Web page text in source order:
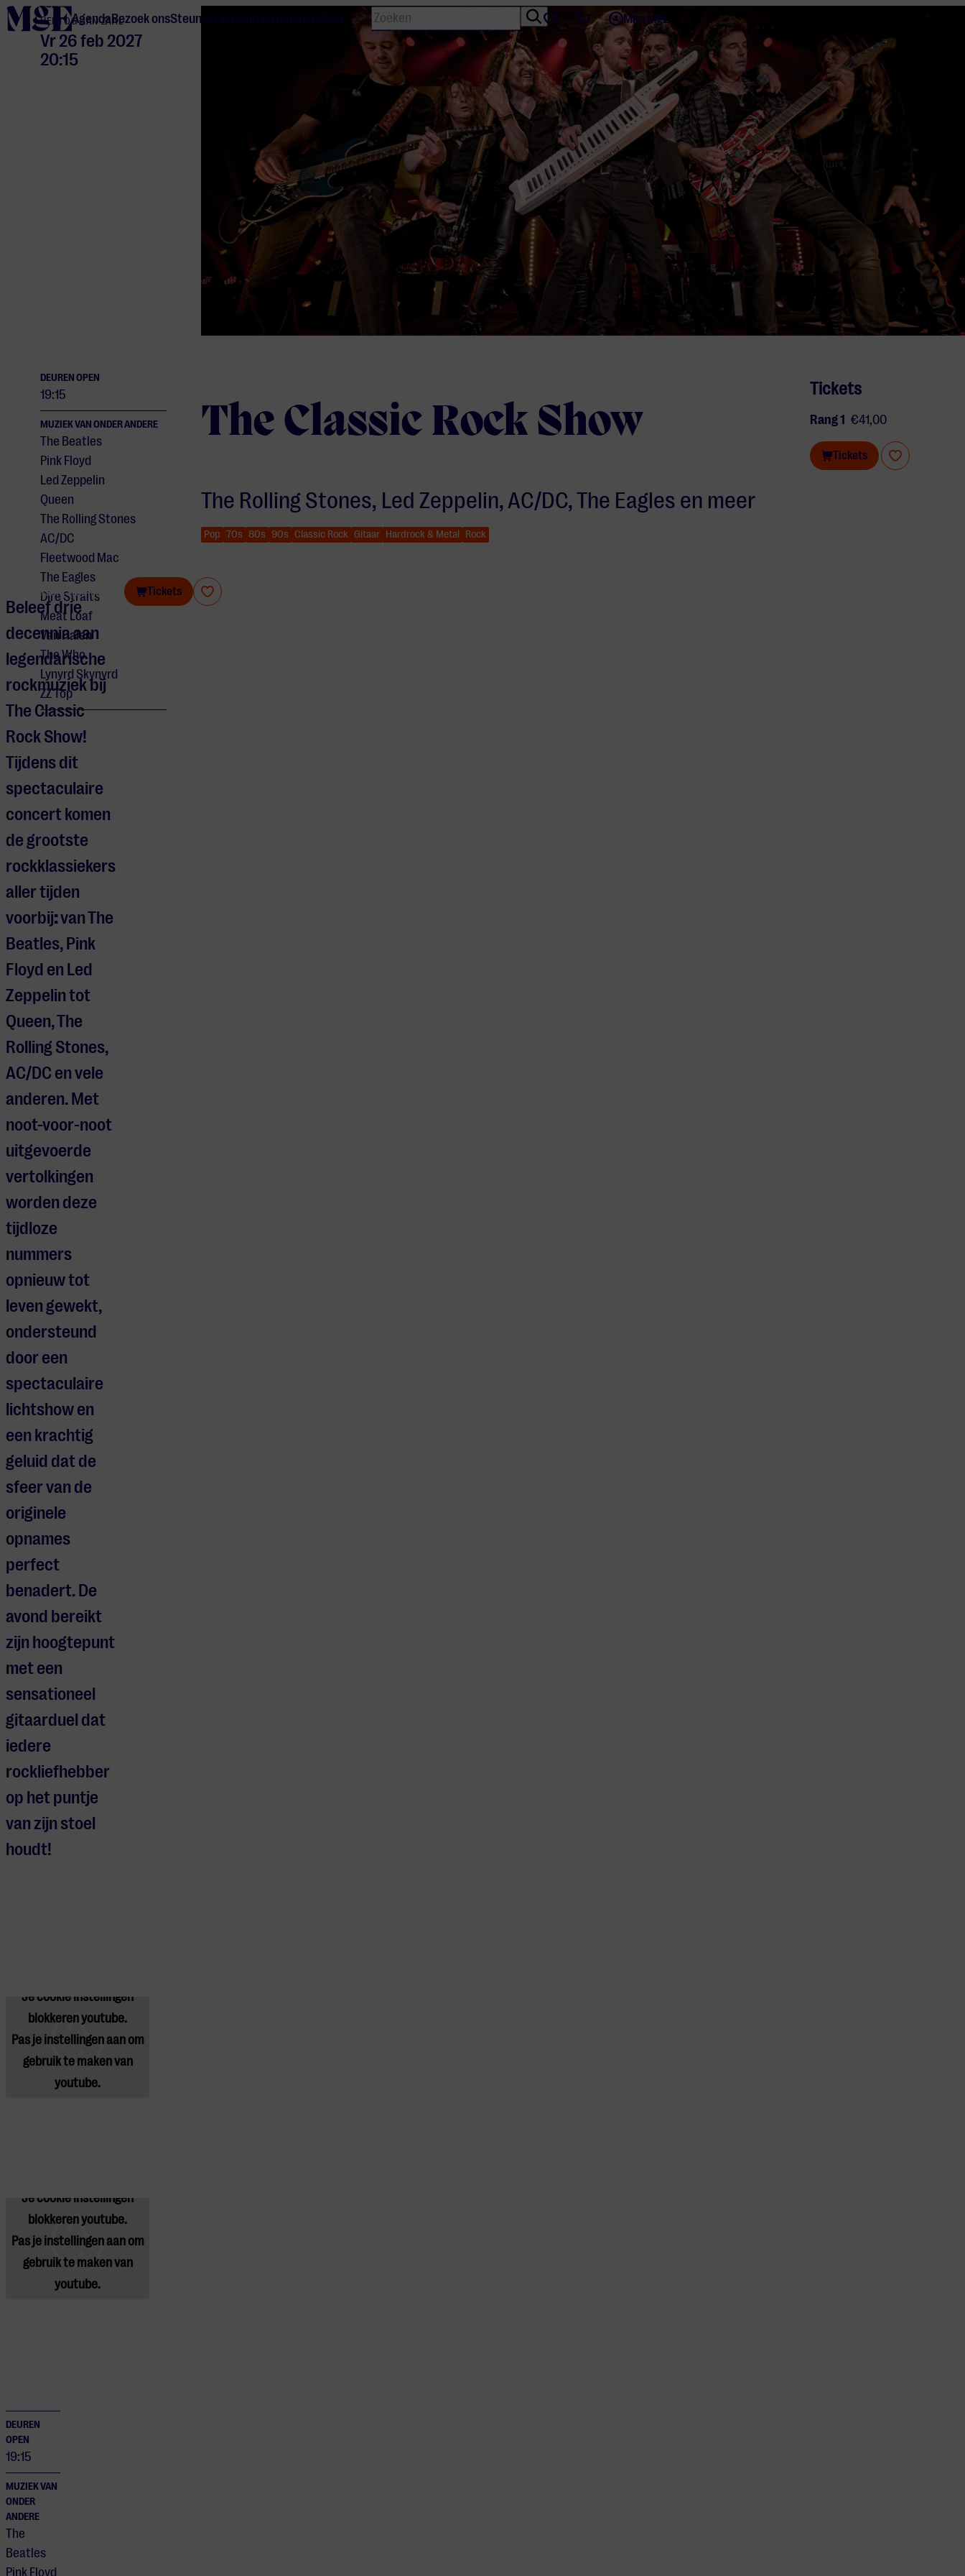
home
AgendaBezoek onsSteun en verbindVerhalen English Zoeken Favorieten
TicketsMijn MgE
HERTOG JAN ZAAL
Vr 26 feb 2027
20:15
DEUREN OPEN
19:15
MUZIEK VAN ONDER ANDERE
The Beatles
Pink Floyd
Led Zeppelin
Queen
The Rolling Stones
AC/DC
Fleetwood Mac
The Eagles
Dire Straits
Meat Loaf
Van Halen
The Who
Lynyrd Skynyrd
ZZ Top
The Classic Rock Show
The Rolling Stones, Led Zeppelin, AC/DC, The Eagles en meer
Pop 70s 80s 90s Classic Rock Gitaar Hardrock & Metal Rock
Tickets
Rang 1 €41,00
Tickets
The Classic Rock Show Tickets
Beleef drie
decennia aan
legendarische
rockmuziek bij
The Classic
Rock Show!
Tijdens dit
spectaculaire
concert komen
de grootste
rockklassiekers
aller tijden
voorbij:van The
Beatles, Pink
Floyd en Led
Zeppelin tot
Queen, The
Rolling Stones,
AC/DC en vele
anderen. Met
noot-voor-noot
uitgevoerde
vertolkingen
worden deze
tijdloze
nummers
opnieuw tot
leven gewekt,
ondersteund
door een
spectaculaire
lichtshow en
een krachtig
geluid dat de
sfeer van de
originele
opnames
perfect
benadert. De
avond bereikt
zijn hoogtepunt
met een
sensationeel
gitaarduel dat
iedere
rockliefhebber
op het puntje
van zijn stoel
houdt!
Je cookie instellingen
blokkeren youtube.
Pas je instellingenaan om
gebruik te maken van
youtube.
Je cookie instellingen
blokkeren youtube.
Pas je instellingenaan om
gebruik te maken van
youtube.
DEUREN
OPEN
19:15
MUZIEK VAN
ONDER
ANDERE
The
Beatles
Pink Floyd